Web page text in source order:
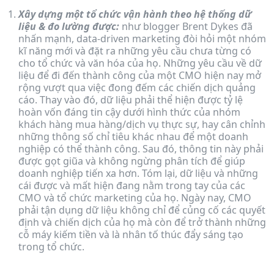
Xây dựng một tổ chức vận hành theo hệ thống dữ
liệu & đo lường được: như blogger Brent Dykes đã
nhấn mạnh, data-driven marketing đòi hỏi một nhóm
kĩ năng mới và đặt ra những yêu cầu chưa từng có
cho tổ chức và văn hóa của họ. Những yêu cầu về dữ
liệu để đi đến thành công của một CMO hiện nay mở
rộng vượt qua việc đong đếm các chiến dịch quảng
cáo. Thay vào đó, dữ liệu phải thể hiện được tỷ lệ
hoàn vốn đáng tin cậy dưới hình thức của nhóm
khách hàng mua hàng/dịch vụ thực sự, hay cân chỉnh
những thông số chỉ tiêu khác nhau để một doanh
nghiệp có thể thành công. Sau đó, thông tin này phải
được gọt giũa và không ngừng phân tích để giúp
doanh nghiệp tiến xa hơn. Tóm lại, dữ liệu và những
cái được và mất hiện đang nằm trong tay của các
CMO và tổ chức marketing của họ. Ngày nay, CMO
phải tận dụng dữ liệu không chỉ để củng cố các quyết
định và chiến dịch của họ mà còn để trở thành những
cỗ máy kiếm tiền và là nhân tố thúc đẩy sáng tạo
trong tổ chức.